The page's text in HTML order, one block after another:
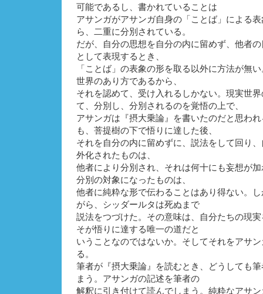
可能であるし、書かれていることは
アサンガがアサンガ自身の「ことば」による
ら、二重に分別されている。
だが、自分の思想を自分の内に留めず、他者
として表現するとき、
「ことば」の表象の形を取る以外に方法が無
世界のあり方であるから、
それを認めて、受け入れるしかない。現実世
て、分別し、分別されるのを覚悟の上で、
アサンガは『摂大乗論』を書いたのだと思わ
も、菩提樹の下で悟りに達した後、
それを自分の内に留めずに、説法をして回り
外化されたものは、
他者により分別され、それは何十にも妄想が
分別の対象になったものは、
他者に純粋な形で伝わることはあり得ない。
がら、シッダールタは死ぬまで
説法をつづけた。その意味は、自分たちの現
そが悟りに達する唯一の道だと
いうことなのではないか。そしてそれをアサ
る。
筆者が『摂大乗論』を読むとき、どうしても
まう。アサンガの記述を筆者の
解釈に引き付けて読んでしまう。純粋なアサ